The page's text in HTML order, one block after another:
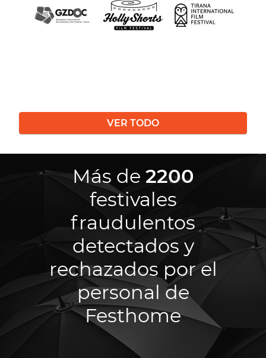
VER TODO
Más de 2200
festivales
fraudulentos
detectados y
rechazados por el
personal de
Festhome